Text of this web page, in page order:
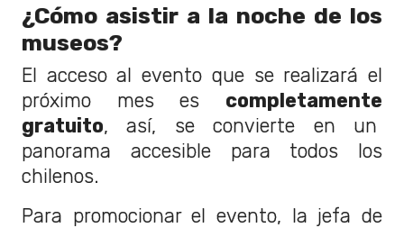
¿Cómo asistir a la noche de los
museos?
El acceso al evento que se realizará el
próximo mes es completamente
gratuito, así, se convierte en un
panorama accesible para todos los
chilenos.
Para promocionar el evento, la jefa de